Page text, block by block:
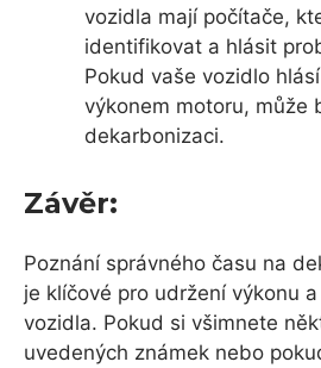
vozidla mají počítače,
identifikovat a hlásit
Pokud vaše vozidlo
výkonem motoru, může
dekarbonizaci.
Závěr:
Poznání správného času na
je klíčové pro udržení výkonu
vozidla. Pokud si všimnete
uvedených známek nebo